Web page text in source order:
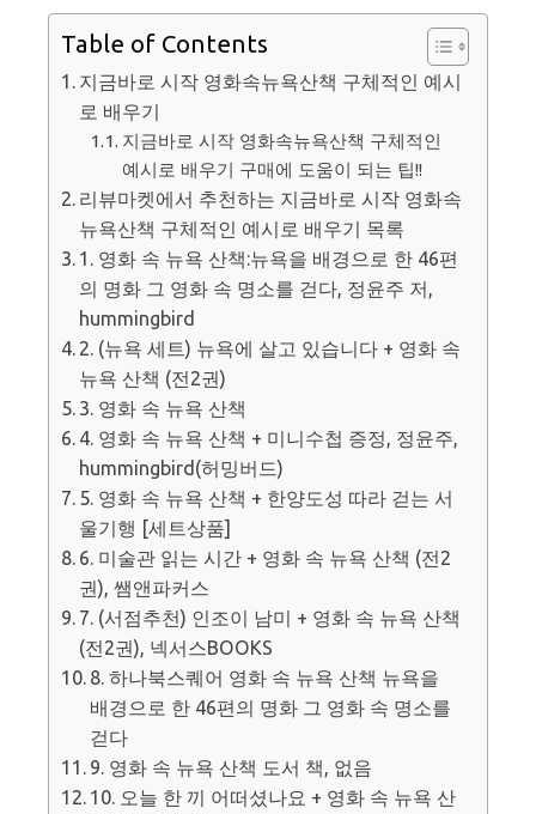
Table of Contents
지금바로 시작 영화속뉴욕산책 구체적인 예시
로 배우기
지금바로 시작 영화속뉴욕산책 구체적인
예시로 배우기 구매에 도움이 되는 팁!!
리뷰마켓에서 추천하는 지금바로 시작 영화속
뉴욕산책 구체적인 예시로 배우기 목록
1. 영화 속 뉴욕 산책:뉴욕을 배경으로 한 46편
의 명화 그 영화 속 명소를 걷다, 정윤주 저,
hummingbird
2. (뉴욕 세트) 뉴욕에 살고 있습니다 + 영화 속
뉴욕 산책 (전2권)
3. 영화 속 뉴욕 산책
4. 영화 속 뉴욕 산책 + 미니수첩 증정, 정윤주,
hummingbird(허밍버드)
5. 영화 속 뉴욕 산책 + 한양도성 따라 걷는 서
울기행 [세트상품]
6. 미술관 읽는 시간 + 영화 속 뉴욕 산책 (전2
권), 쌤앤파커스
7. (서점추천) 인조이 남미 + 영화 속 뉴욕 산책
(전2권), 넥서스BOOKS
8. 하나북스퀘어 영화 속 뉴욕 산책 뉴욕을
배경으로 한 46편의 명화 그 영화 속 명소를
걷다
9. 영화 속 뉴욕 산책 도서 책, 없음
10. 오늘 한 끼 어떠셨나요 + 영화 속 뉴욕 산